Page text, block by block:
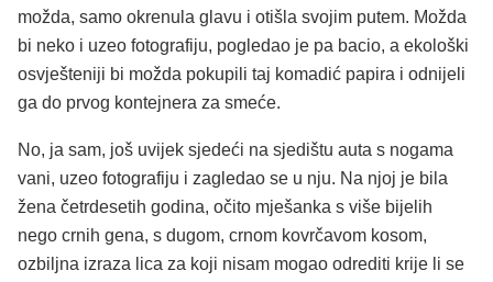
možda, samo okrenula glavu i otišla svojim putem. Možda
bi neko i uzeo fotografiju, pogledao je pa bacio, a ekološki
osvješteniji bi možda pokupili taj komadić papira i odnijeli
ga do prvog kontejnera za smeće.
No, ja sam, još uvijek sjedeći na sjedištu auta s nogama
vani, uzeo fotografiju i zagledao se u nju. Na njoj je bila
žena četrdesetih godina, očito mješanka s više bijelih
nego crnih gena, s dugom, crnom kovrčavom kosom,
ozbiljna izraza lica za koji nisam mogao odrediti krije li se